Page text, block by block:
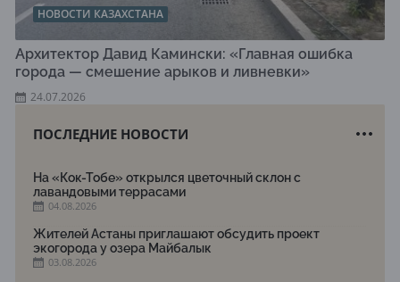
НОВОСТИ КАЗАХСТАНА
Архитектор Давид Камински: «Главная ошибка
города — смешение арыков и ливневки»
24.07.2026
ПОСЛЕДНИЕ НОВОСТИ
На «Кок-Тобе» открылся цветочный склон с
лавандовыми террасами
04.08.2026
Жителей Астаны приглашают обсудить проект
экогорода у озера Майбалык
03.08.2026